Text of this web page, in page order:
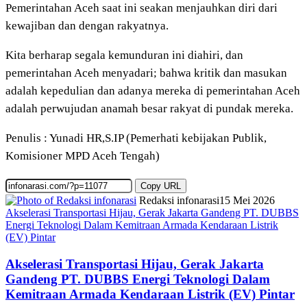
Pemerintahan Aceh saat ini seakan menjauhkan diri dari
kewajiban dan dengan rakyatnya.
Kita berharap segala kemunduran ini diahiri, dan
pemerintahan Aceh menyadari; bahwa kritik dan masukan
adalah kepedulian dan adanya mereka di pemerintahan Aceh
adalah perwujudan anamah besar rakyat di pundak mereka.
Penulis : Yunadi HR,S.IP (Pemerhati kebijakan Publik,
Komisioner MPD Aceh Tengah)
Copy URL
Redaksi infonarasi15 Mei 2026
Akselerasi Transportasi Hijau, Gerak Jakarta Gandeng PT. DUBBS
Energi Teknologi Dalam Kemitraan Armada Kendaraan Listrik
(EV) Pintar
Akselerasi Transportasi Hijau, Gerak Jakarta
Gandeng PT. DUBBS Energi Teknologi Dalam
Kemitraan Armada Kendaraan Listrik (EV) Pintar